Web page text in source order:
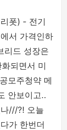
폿) - 전기
서 가격인하
리드 성장은
되면서 미
모주청약 메
안보이고..
///?! 오늘
가 한번더